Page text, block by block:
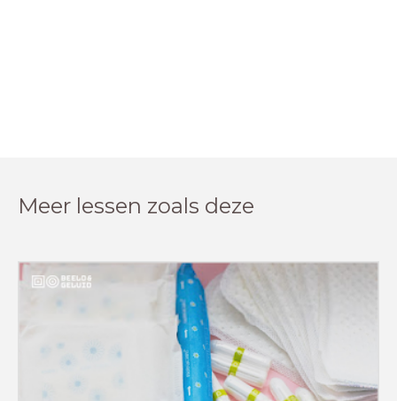
Meer lessen zoals deze